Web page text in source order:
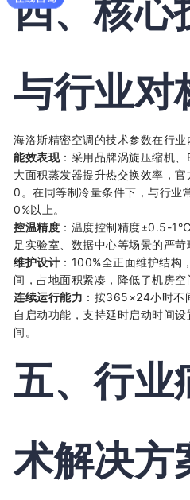
四、核心
与行业对
海洛斯精密空调的技术参数在行业
能效表现：采用品牌涡旋压缩机、
大面积蒸发器提升热交换效率，
0。在同等制冷量条件下，与行业
0%以上。
控温精度 ：温度控制精度±0.5-
足实验室、数据中心等场景的严苛
维护设计 ：100%全正面维护结构
间，占地面积紧凑，降低了机房空
连续运行能力 ：按365×24小时不
自启动功能，支持延时启动时间
间。
五、行业
术解决方